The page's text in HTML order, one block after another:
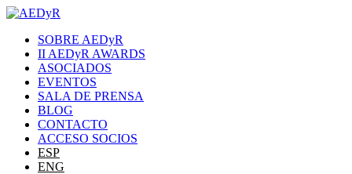
SOBRE AEDyR
II AEDyR AWARDS
ASOCIADOS
EVENTOS
SALA DE PRENSA
BLOG
CONTACTO
ACCESO SOCIOS
ESP
ENG